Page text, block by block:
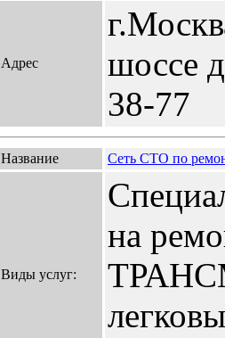
Адрес
шоссе
38-77
Название Сеть СТО по
Виды услуг:
на